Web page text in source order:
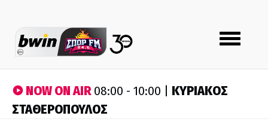
Toggle
navigation
NOW ON AIR08:00 - 10:00 | ΚΥΡΙΑΚΟΣ
ΣΤΑΘΕΡΟΠΟΥΛΟΣ